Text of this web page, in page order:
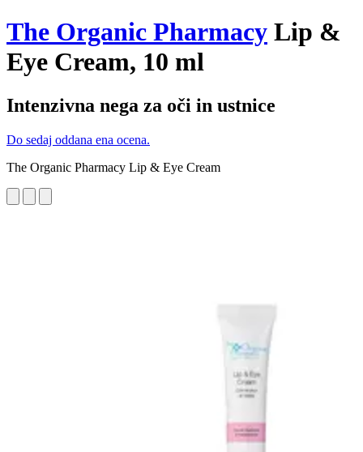
The Organic Pharmacy Lip &
Eye Cream, 10 ml
Intenzivna nega za oči in ustnice
Do sedaj oddana ena ocena.
The Organic Pharmacy Lip & Eye Cream